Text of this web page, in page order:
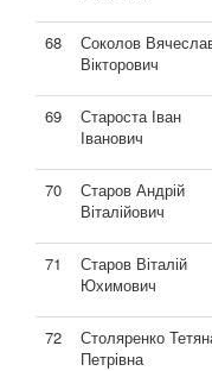
68
Соколов
Вікторович
69
Староста Іван
Іванович
70
Старов Андрій
Віталійович
71
Старов Віталій
Юхимович
72
Столяренко
Петрівна